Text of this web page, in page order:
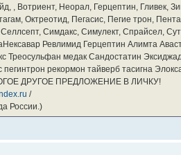
, Вотриент, Неорал, Герцептин, Гливек,
Октреотид, Пегасис, Пегие трон,
Симдакс, Симулект, Спрайсел,
Ревлимид Герцептин Алимта
Треосульфан медак Сандостатин
пегинтрон рекормон тайверб тасигна
ДРУГОЕ ПРЕДЛОЖЕНИЕ В ЛИЧКУ!
/
России.)